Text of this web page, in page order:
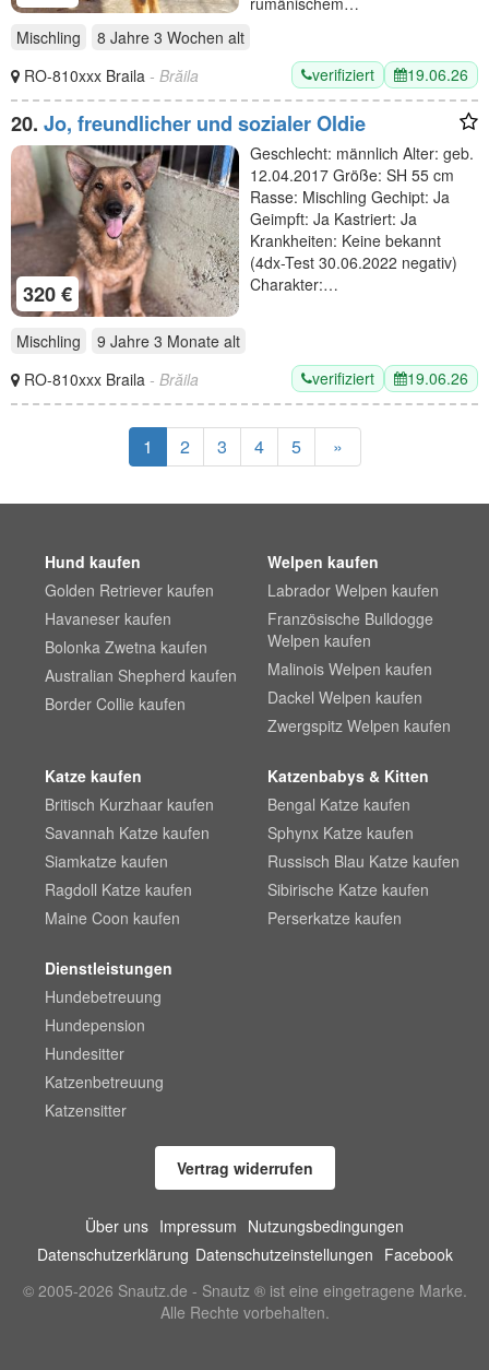
Mischling
8 Jahre 3 Wochen alt
RO-810xxx Braila - Brăila verifiziert 19.06.26
20. Jo, freundlicher und sozialer Oldie
320 €
Geschlecht: männlich Alter: geb.
12.04.2017 Größe: SH 55 cm
Rasse: Mischling Gechipt: Ja
Geimpft: Ja Kastriert: Ja
Krankheiten: Keine bekannt
(4dx-Test 30.06.2022 negativ)
Charakter:…
Mischling 9 Jahre 3 Monate alt
RO-810xxx Braila - Brăila verifiziert 19.06.26
1 2 3 4 5 »
Hund kaufen
Golden Retriever kaufen
Havaneser kaufen
Bolonka Zwetna kaufen
Australian Shepherd kaufen
Border Collie kaufen
Welpen kaufen
Labrador Welpen kaufen
Französische Bulldogge
Welpen kaufen
Malinois Welpen kaufen
Dackel Welpen kaufen
Zwergspitz Welpen kaufen
Katze kaufen
Britisch Kurzhaar kaufen
Savannah Katze kaufen
Siamkatze kaufen
Ragdoll Katze kaufen
Maine Coon kaufen
Katzenbabys & Kitten
Bengal Katze kaufen
Sphynx Katze kaufen
Russisch Blau Katze kaufen
Sibirische Katze kaufen
Perserkatze kaufen
Dienstleistungen
Hundebetreuung
Hundepension
Hundesitter
Katzenbetreuung
Katzensitter
Vertrag widerrufen
Über uns Impressum Nutzungsbedingungen
Datenschutzerklärung Datenschutzeinstellungen Facebook
© 2005-2026 Snautz.de - Snautz ® ist eine eingetragene Marke.
Alle Rechte vorbehalten.